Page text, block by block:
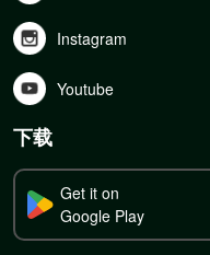
Instagram
Youtube
下载
Get it on
Google Play